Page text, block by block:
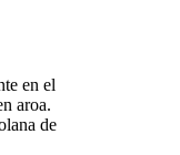
en el
aroa.
de